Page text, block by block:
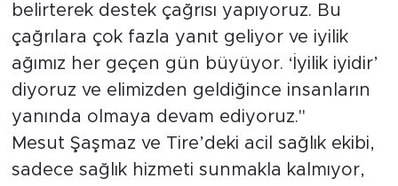
belirterek destek çağrısı yapıyoruz. Bu
çağrılara çok fazla yanıt geliyor ve iyilik
ağımız her geçen gün büyüyor. ‘İyilik iyidir’
diyoruz ve elimizden geldiğince insanların
yanında olmaya devam ediyoruz."
Mesut Şaşmaz ve Tire’deki acil sağlık ekibi,
sadece sağlık hizmeti sunmakla kalmıyor,